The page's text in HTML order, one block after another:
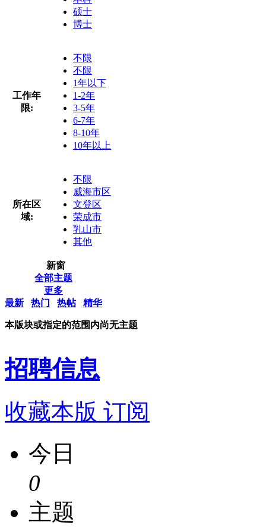
硕士
博士
工作年
限:
不限
不限
1年以下
1-2年
3-5年
6-7年
8-10年
10年以上
所在区
域:
不限
威海市区
文登区
荣成市
乳山市
其他
新窗
全部主题
更多
最新
热门 热帖 精华
本版块或指定的范围内尚无主题
招聘信息
收藏本版 订阅
今日
0
主题